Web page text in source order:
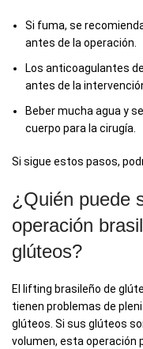
Si fuma, se
antes de la operación.
Los anticoagulantes
antes de la
Beber mucha agua y
cuerpo para la cirugía.
Si sigue estos pasos,
¿Quién puede
operación
glúteos?
El lifting brasileño de
tienen problemas de
glúteos. Si sus glúteos
volumen, esta operación